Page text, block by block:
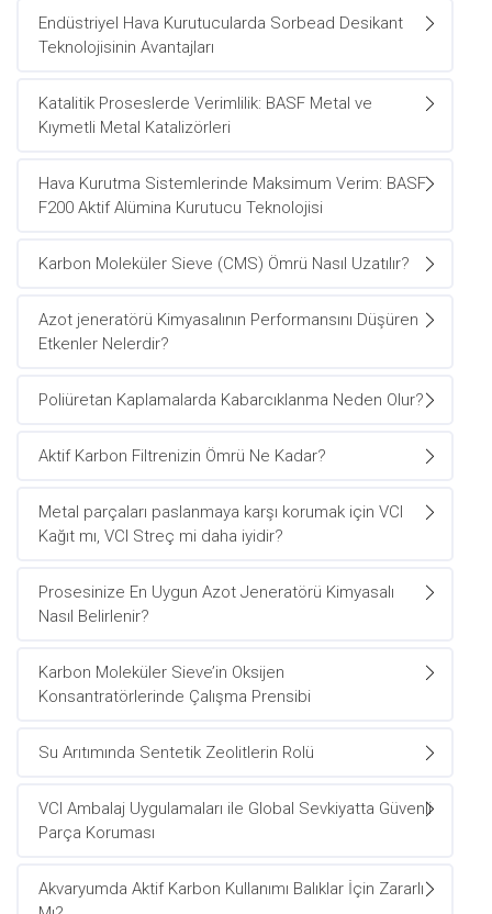
Endüstriyel Hava Kurutucularda Sorbead Desikant
Teknolojisinin Avantajları
Katalitik Proseslerde Verimlilik: BASF Metal ve
Kıymetli Metal Katalizörleri
Hava Kurutma Sistemlerinde Maksimum Verim: BASF
F200 Aktif Alümina Kurutucu Teknolojisi
Karbon Moleküler Sieve (CMS) Ömrü Nasıl Uzatılır?
Azot jeneratörü Kimyasalının Performansını Düşüren
Etkenler Nelerdir?
Poliüretan Kaplamalarda Kabarcıklanma Neden Olur?
Aktif Karbon Filtrenizin Ömrü Ne Kadar?
Metal parçaları paslanmaya karşı korumak için VCI
Kağıt mı, VCI Streç mi daha iyidir?
Prosesinize En Uygun Azot Jeneratörü Kimyasalı
Nasıl Belirlenir?
Karbon Moleküler Sieve’in Oksijen
Konsantratörlerinde Çalışma Prensibi
Su Arıtımında Sentetik Zeolitlerin Rolü
VCI Ambalaj Uygulamaları ile Global Sevkiyatta Güvenli
Parça Koruması
Akvaryumda Aktif Karbon Kullanımı Balıklar İçin Zararlı